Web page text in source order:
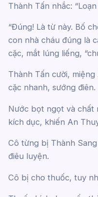
Thành Tấn nhắc:
“Đúng! Là từ này. Bố
con nhà cháu đúng là
cặc, mắt lúng liếng,
Thành Tấn cười,
cặc nhanh, sướng điên.
Nước bọt ngọt và chất
kích dục, khiến An
Cô từng bị Thành
điêu luyện.
Cô bị cho thuốc, tuy